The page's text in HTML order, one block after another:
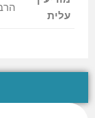
עלית
הרב מפונוביז